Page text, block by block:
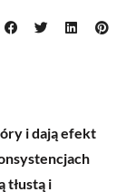
i dają efekt
tłustą i